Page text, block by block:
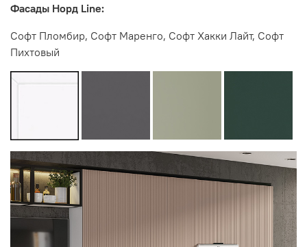
Фасады Норд Line:
Софт Пломбир, Софт Маренго, Софт Хакки Лайт, Софт
Пихтовый